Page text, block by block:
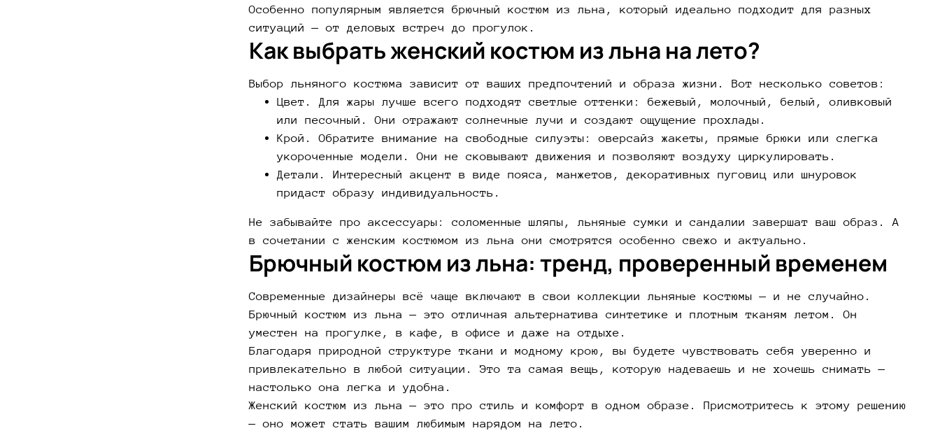
Особенно популярным является брючный костюм из льна, который идеально подходит для разных
ситуаций — от деловых встреч до прогулок.
Как выбрать женский костюм из льна на лето?
Выбор льняного костюма зависит от ваших предпочтений и образа жизни. Вот несколько советов:
Цвет. Для жары лучше всего подходят светлые оттенки: бежевый, молочный, белый, оливковый
или песочный. Они отражают солнечные лучи и создают ощущение прохлады.
Крой. Обратите внимание на свободные силуэты: оверсайз жакеты, прямые брюки или слегка
укороченные модели. Они не сковывают движения и позволяют воздуху циркулировать.
Детали. Интересный акцент в виде пояса, манжетов, декоративных пуговиц или шнуровок
придаст образу индивидуальность.
Не забывайте про аксессуары: соломенные шляпы, льняные сумки и сандалии завершат ваш образ. А
в сочетании с женским костюмом из льна они смотрятся особенно свежо и актуально.
Брючный костюм из льна: тренд, проверенный временем
Современные дизайнеры всё чаще включают в свои коллекции льняные костюмы — и не случайно.
Брючный костюм из льна — это отличная альтернатива синтетике и плотным тканям летом. Он
уместен на прогулке, в кафе, в офисе и даже на отдыхе.
Благодаря природной структуре ткани и модному крою, вы будете чувствовать себя уверенно и
привлекательно в любой ситуации. Это та самая вещь, которую надеваешь и не хочешь снимать —
настолько она легка и удобна.
Женский костюм из льна — это про стиль и комфорт в одном образе. Присмотритесь к этому решению
— оно может стать вашим любимым нарядом на лето.